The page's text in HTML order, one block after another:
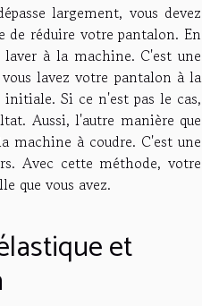
largement, vous devez
de réduire votre pantalon. En
à la machine. C'est une
lavez votre pantalon à la
Si ce n'est pas le cas,
Aussi, l'autre manière que
machine à coudre. C'est une
Avec cette méthode, votre
que vous avez.
et